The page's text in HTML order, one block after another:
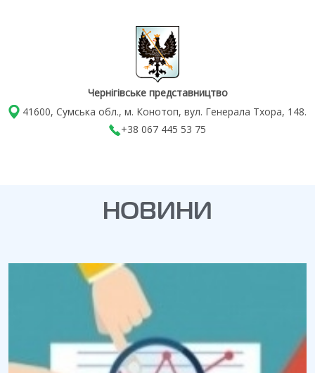
Чернігівське представництво
41600, Сумська обл., м. Конотоп, вул. Генерала Тхора, 148.
+38 067 445 53 75
НОВИНИ